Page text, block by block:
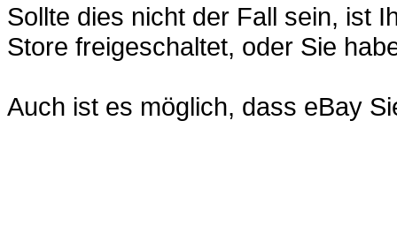
Sollte dies nicht der Fall sein, ist
Store freigeschaltet, oder Sie
Auch ist es möglich, dass eBay